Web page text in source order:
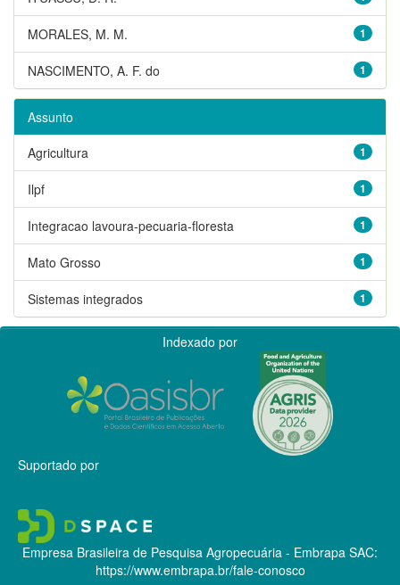
1
MORALES, M. M.
1
NASCIMENTO, A. F. do
Assunto
1
Agricultura
1
Ilpf
1
Integracao lavoura-pecuaria-floresta
1
Mato Grosso
1
Sistemas integrados
Indexado por
Suportado por
Empresa Brasileira de Pesquisa Agropecuária - Embrapa SAC:
https://www.embrapa.br/fale-conosco